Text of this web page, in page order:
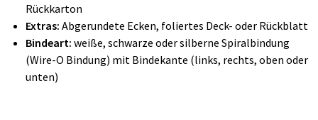
Rückkarton
Extras: Abgerundete Ecken, foliertes Deck- oder Rückblatt
Bindeart: weiße, schwarze oder silberne Spiralbindung
(Wire-O Bindung) mit Bindekante (links, rechts, oben oder
unten)